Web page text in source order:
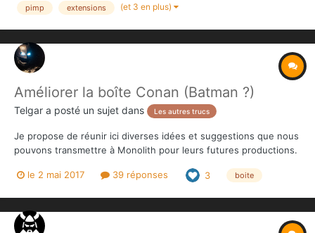
chaque patron dans le détail ici.
pimp extensions (et 3 en plus)
Améliorer la boîte Conan (Batman ?)
Telgar a posté un sujet dans Les autres trucs
Je propose de réunir ici diverses idées et suggestions que nous
pouvons transmettre à Monolith pour leurs futures productions.
simples le modèle des boîtes de jeux THS (ou autre). (à défaut
le 2 mai 2017 39 réponses 3 boite